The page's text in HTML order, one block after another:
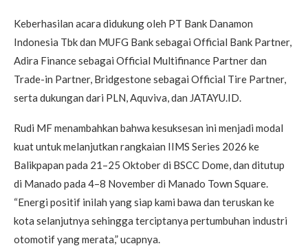
Keberhasilan acara didukung oleh PT Bank Danamon
Indonesia Tbk dan MUFG Bank sebagai Official Bank Partner,
Adira Finance sebagai Official Multifinance Partner dan
Trade-in Partner, Bridgestone sebagai Official Tire Partner,
serta dukungan dari PLN, Aquviva, dan JATAYU.ID.
Rudi MF menambahkan bahwa kesuksesan ini menjadi modal
kuat untuk melanjutkan rangkaian IIMS Series 2026 ke
Balikpapan pada 21–25 Oktober di BSCC Dome, dan ditutup
di Manado pada 4–8 November di Manado Town Square.
“Energi positif inilah yang siap kami bawa dan teruskan ke
kota selanjutnya sehingga terciptanya pertumbuhan industri
otomotif yang merata,” ucapnya.